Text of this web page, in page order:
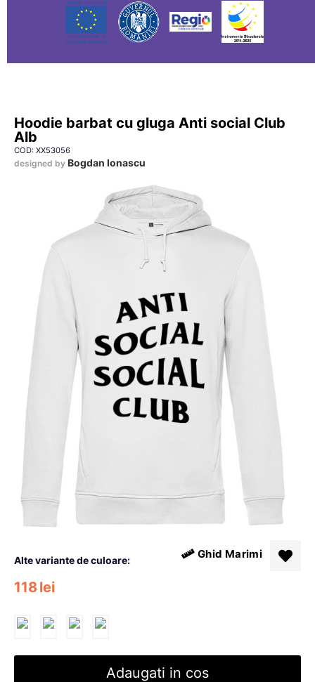
Hoodie barbat cu gluga Anti social Club
Alb
COD: XX53056
designed by Bogdan Ionascu
118lei
Alte variante de culoare: Ghid Marimi
Adaugati in cos